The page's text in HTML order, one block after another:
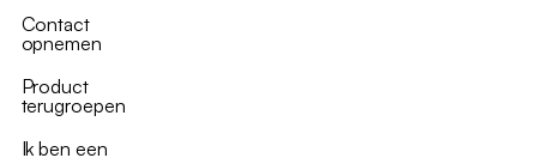
Contact
opnemen
Product
terugroepen
Ik ben een